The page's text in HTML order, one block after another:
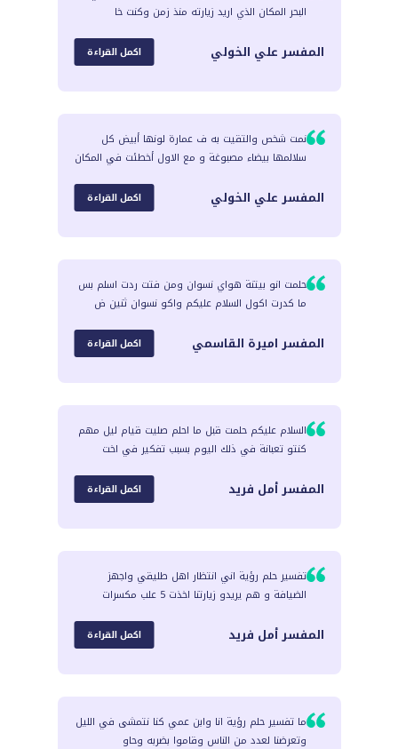
البحر المكان الذي اريد زيارته منذ زمن وكنت خا
المفسر علي الخولي اكمل القراءة
نمت شخص والتقيت به ف عمارة لونها أبيض كل
سلالمها بيضاء مصبوغة و مع الاول أخطئت في المكان
المفسر علي الخولي اكمل القراءة
حلمت انو بيتنة هواي نسوان ومن فتت ردت اسلم بس
ما كدرت اكول السلام عليكم واكو نسوان ثنين ض
المفسر اميرة القاسمي اكمل القراءة
السلام عليكم حلمت قبل ما احلم صليت قيام ليل مهم
كنتو تعبانة في ذلك اليوم بسبب تفكير في اخت
المفسرأمل فريد اكمل القراءة
تفسير حلم رؤية اني انتظار اهل طليقي واجهز
الضيافة و هم يريدو زيارتنا اخذت 5 علب مكسرات
المفسرأمل فريد اكمل القراءة
ما تفسير حلم رؤية انا وابن عمي كنا نتمشى في الليل
وتعرضنا لعدد من الناس وقاموا بضربه وحاو